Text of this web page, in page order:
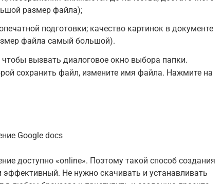
размер файла);
подготовки; качество картинок в документе
файла самый большой).
чтобы вызвать диалоговое окно выбора папки.
сохранить файл, измените имя файла. Нажмите на
Google docs
доступно «online». Поэтому такой способ создания
Не нужно скачивать и устанавливать